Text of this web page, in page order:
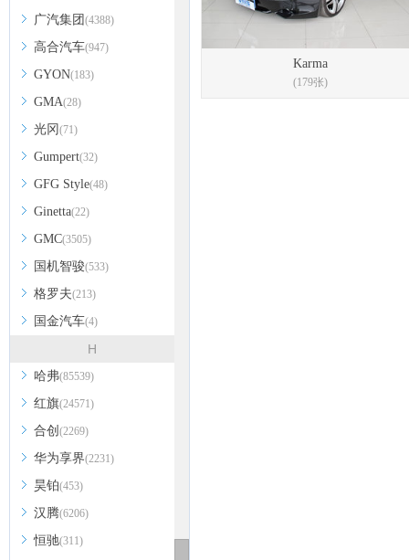
广汽集团 (4388)
高合汽车(947)
GYON(183)
GMA(28)
光冈 (71)
Gumpert(32)
GFG Style(48)
Ginetta(22)
GMC(3505)
国机智骏(533)
格罗夫(213)
国金汽车(4)
H
哈弗(85539)
红旗(24571)
合创 (2269)
华为享界(2231)
昊铂(453)
汉腾(6206)
恒驰(311)
Karma
(179张)